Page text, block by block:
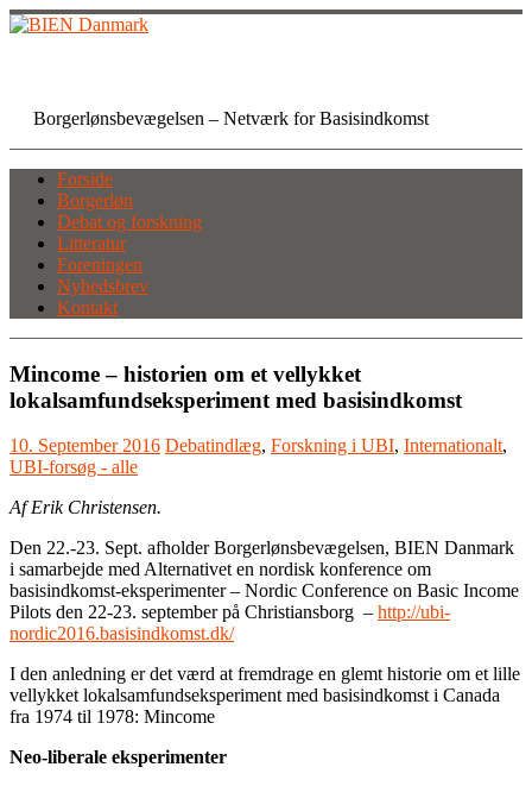
Skip
to
Borgerlønsbevægelsen – Netværk for Basisindkomst
Forside
Borgerløn
Debat og forskning
Litteratur
Foreningen
Nyhedsbrev
Kontakt
Mincome – historien om et vellykket
lokalsamfundseksperiment med basisindkomst
10. September 2016 Debatindlæg, Forskning i UBI, Internationalt,
UBI-forsøg - alle
Af Erik Christensen.
Den 22.-23. Sept. afholder Borgerlønsbevægelsen, BIEN Danmark
i samarbejde med Alternativet en nordisk konference om
basisindkomst-eksperimenter – Nordic Conference on Basic Income
Pilots den 22-23. september på Christiansborg – http://ubi-
nordic2016.basisindkomst.dk/
I den anledning er det værd at fremdrage en glemt historie om et lille
vellykket lokalsamfundseksperiment med basisindkomst i Canada
fra 1974 til 1978: Mincome
Neo-liberale eksperimenter